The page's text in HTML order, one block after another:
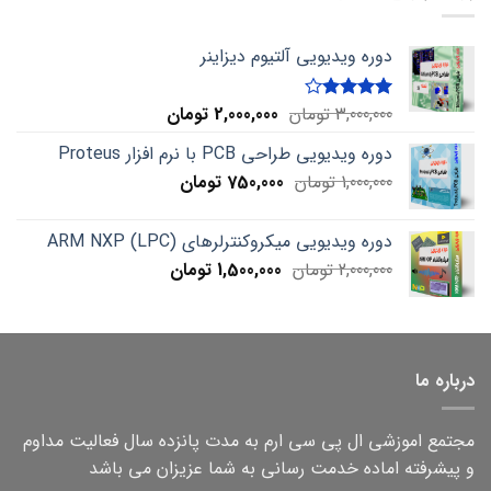
دوره ویدیویی آلتیوم دیزاینر
Rated
of 5
3,000,000 تومان Original
was:
3,000,000 تومان.
2,000,000 تومانCurrent
is:
دوره ویدیویی طراحی PCB با نرم افزار Proteus
1,000,000 تومان Original
was:
1,000,000 تومان.
750,000 تومانCurrent
is:
750,000 تومان. دوره ویدیویی میکروکنترلرهای ARM NXP (LPC)
2,000,000 تومان Original
2,000,000 تومان.
1,500,000 تومانCurrent
1,500,000 تومان.
درباره ما
مجتمع اموزشی ال پی سی ارم به مدت پانزده سال فعالیت مداوم
و پیشرفته اماده خدمت رسانی به شما عزیزان می باشد